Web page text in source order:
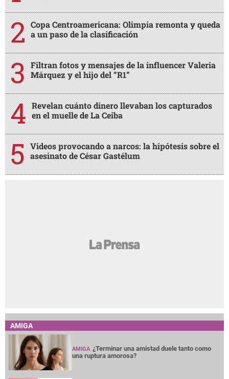
Copa Centroamericana: Olimpia remonta y queda
a un paso de la clasificación
Filtran fotos y mensajes de la influencer Valeria
Márquez y el hijo del “R1”
Revelan cuánto dinero llevaban los capturados
en el muelle de La Ceiba
Videos provocando a narcos: la hipótesis sobre el
asesinato de César Gastélum
AMIGA
AMIGA ¿Terminar una amistad duele tanto como
una ruptura amorosa?